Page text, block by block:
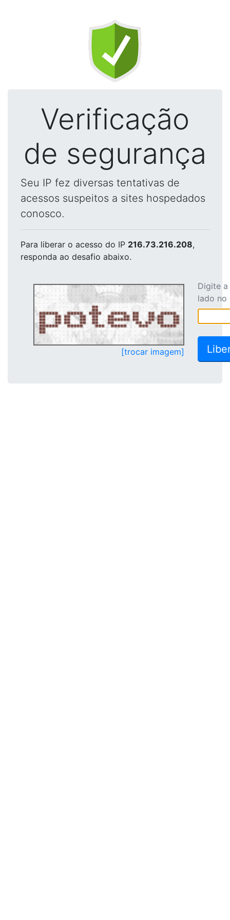
Verificação
de segurança
Seu IP fez diversas tentativas de
acessos suspeitos a sites hospedados
conosco.
Para liberar o acesso do IP 216.73.216.208,
responda ao desafio abaixo.
[trocar imagem]
Digite
lado no